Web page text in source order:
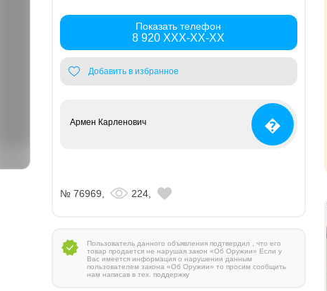
Показать телефон
8 920 XXX-XX-XX
Добавить в избранное
Армен Карленович �
№ 76969, 224,
Пользователь данного объявления подтвердил , что его
товар продается не нарушая закон «Об Оружии» Если у
Вас имеется информация о нарушении данным
пользователем закона «Об Оружии» то просим сообщить
нам написав в тех. поддержку